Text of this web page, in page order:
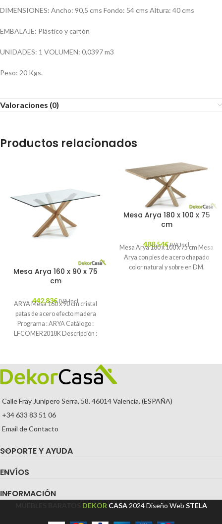
DIMENSIONES: Ancho: 90,5 cms Fondo: 54 cms Altura: 40 cms
EMBALAJE: Plástico y cartón
UNIDADES: 1 VOLUMEN: 0,0397 m3
Peso: 20 Kgs.
Valoraciones (0)
Productos relacionados
Mesa Arya 160 x 90 x 75
cm
442,83€ IVA Incl.
ARYA Mesa 160 x 90 cm cristal
patas de acero efecto madera
Programa : ARYA Catálogo :
LFCOMER2018K Descripción :
Mesa Arya 180 x 100 x 75
cm
488,54€ IVA Incl.
Mesa Arya 180 x 100 x 75 cm Mesa
Arya con pies de acero chapado
color natural y sobre en DM.
Calle Fray Junípero Serra, 58. 46014 Valencia. (ESPAÑA)
+34 633 83 51 06
Email de Contacto
SOPORTE Y AYUDA
ENVÍOS
INFORMACIÓN
DEKOR CASA 2024Diseño Web STELA